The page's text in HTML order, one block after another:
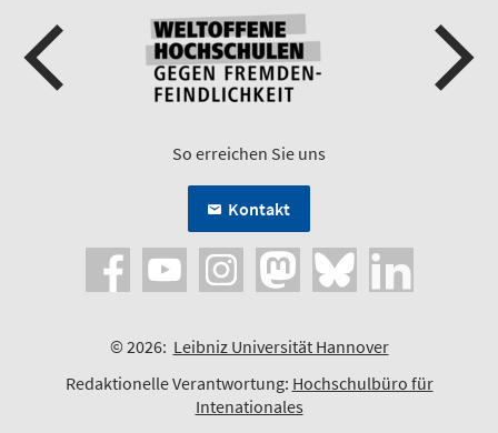
So erreichen Sie uns
Kontakt
© 2026: Leibniz Universität Hannover
Redaktionelle Verantwortung: Hochschulbüro für
Intenationales